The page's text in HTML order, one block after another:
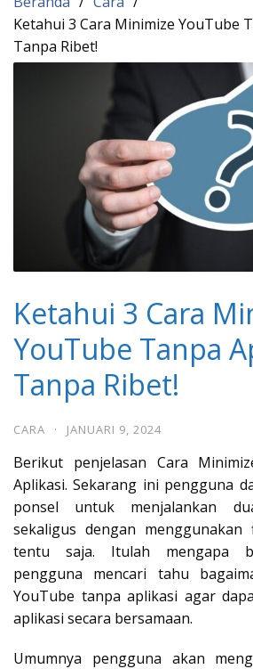
Ketahui 3 Cara Minimize YouTube
Tanpa Ribet!
Ketahui 3 Cara
YouTube Tanpa
Tanpa Ribet!
CARA · JANUARI 9, 2024
Berikut penjelasan Cara
Aplikasi. Sekarang ini pengguna
ponsel untuk menjalankan
sekaligus dengan
tentu saja. Itulah mengapa
pengguna mencari tahu
YouTube tanpa aplikasi agar
aplikasi secara bersamaan.
Umumnya pengguna akan